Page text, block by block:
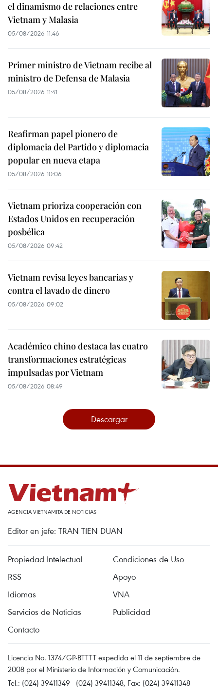
el dinamismo de relaciones entre
Vietnam y Malasia
05/08/2026 11:46
Primer ministro de Vietnam recibe al
ministro de Defensa de Malasia
05/08/2026 11:41
Reafirman papel pionero de
diplomacia del Partido y diplomacia
popular en nueva etapa
05/08/2026 10:06
Vietnam prioriza cooperación con
Estados Unidos en recuperación
posbélica
05/08/2026 09:42
Vietnam revisa leyes bancarias y
contra el lavado de dinero
05/08/2026 09:02
Académico chino destaca las cuatro
transformaciones estratégicas
impulsadas por Vietnam
05/08/2026 08:49
Descargar
AGENCIA VIETNAMITA DE NOTICIAS
Editor en jefe: TRAN TIEN DUAN
Propiedad Intelectual
Condiciones de Uso
RSS
Apoyo
Idiomas
VNA
Servicios de Noticias
Publicidad
Contacto
Licencia No. 1374/GP-BTTTT expedida el 11 de septiembre de
2008 por el Ministerio de Información y Comunicación.
Tel.: (024) 39411349 - (024) 39411348, Fax: (024) 39411348